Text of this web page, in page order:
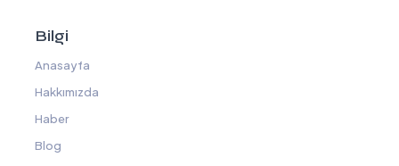
Bilgi
Anasayfa
Hakkımızda
Haber
Blog